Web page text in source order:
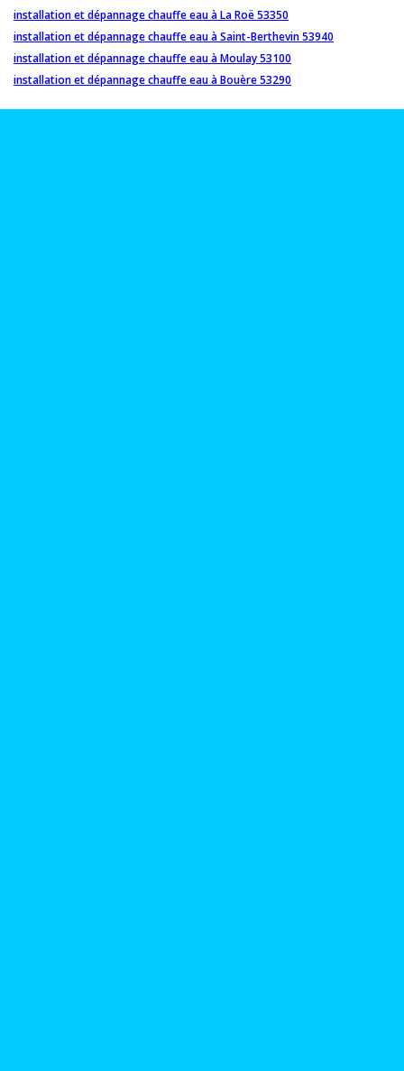
installation et dépannage chauffe eau à La Roë 53350
installation et dépannage chauffe eau à Saint-Berthevin 53940
installation et dépannage chauffe eau à Moulay 53100
installation et dépannage chauffe eau à Bouère 53290